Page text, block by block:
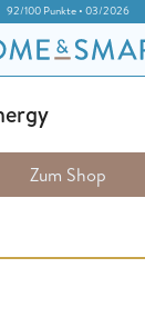
92/100 Punkte • 03/2026
Zum Shop